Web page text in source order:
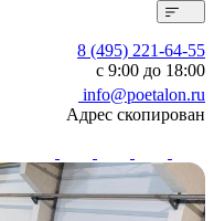
8 (495) 221-64-55
с 9:00 до 18:00
info@poetalon.ru
Адрес скопирован